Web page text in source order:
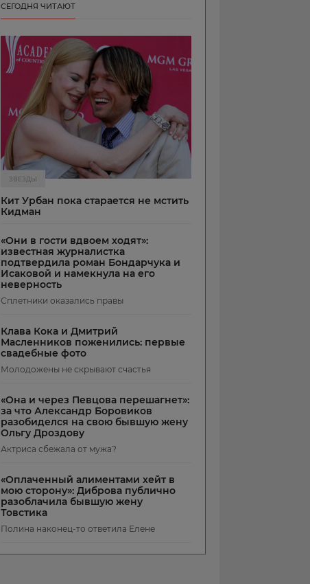
СЕГОДНЯ ЧИТАЮТ
ЗВЕЗДЫ
Кит Урбан пока старается не мстить
Кидман
«Они в гости вдвоем ходят»:
известная журналистка
подтвердила роман Бондарчука и
Исаковой и намекнула на его
неверность
Сплетники оказались правы
Клава Кока и Дмитрий
Масленников поженились: первые
свадебные фото
Молодожены не скрывают счастья
«Она и через Певцова перешагнет»:
за что Александр Боровиков
разобиделся на свою бывшую жену
Ольгу Дроздову
Актриса сбежала от мужа?
«Оплаченный алиментами хейт в
мою сторону»: Диброва публично
разоблачила бывшую жену
Товстика
Полина наконец-то ответила Елене